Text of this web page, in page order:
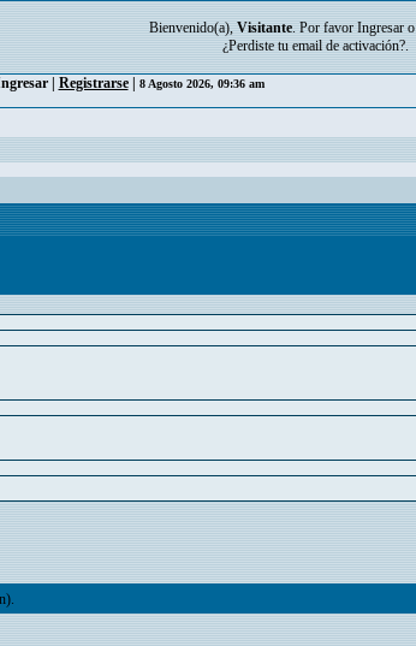
Bienvenido(a), Visitante. Por favor Ingresar o
¿Perdiste tu email de activación?.
| Registrarse| 8 Agosto 2026, 09:36 am